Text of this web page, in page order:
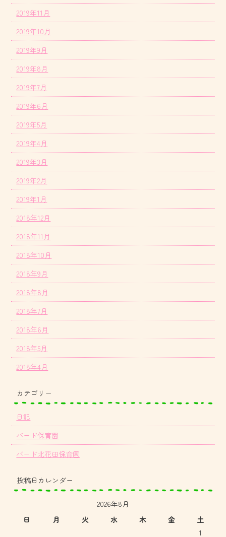
2019年11月
2019年10月
2019年9月
2019年8月
2019年7月
2019年6月
2019年5月
2019年4月
2019年3月
2019年2月
2019年1月
2018年12月
2018年11月
2018年10月
2018年9月
2018年8月
2018年7月
2018年6月
2018年5月
2018年4月
カテゴリー
日記
バード保育園
バード北花田保育園
投稿日カレンダー
2026年8月
日
月 火 水 木 金
土
1